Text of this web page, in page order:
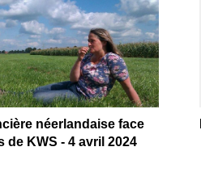
néerlandaise face
de KWS - 4 avril 2024